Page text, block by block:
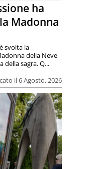
ha
Madonna
il 6 Agosto, 2026
svolta la
della Neve
della sagra. Q...